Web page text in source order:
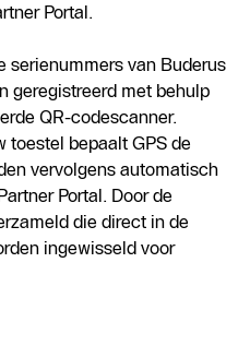
Portal.
serienummers van Buderus
geregistreerd met behulp
QR-codescanner.
toestel bepaalt GPS de
vervolgens automatisch
Portal. Door de
die direct in de
ingewisseld voor